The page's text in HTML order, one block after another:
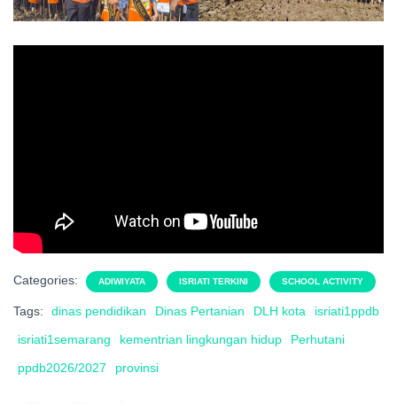
Categories: ADIWIYATA ISRIATI TERKINI SCHOOL ACTIVITY
Tags: dinas pendidikan Dinas Pertanian DLH kota
isriati1ppdb
isriati1semarang
kementrian lingkungan hidup
Perhutani
ppdb2026/2027
provinsi